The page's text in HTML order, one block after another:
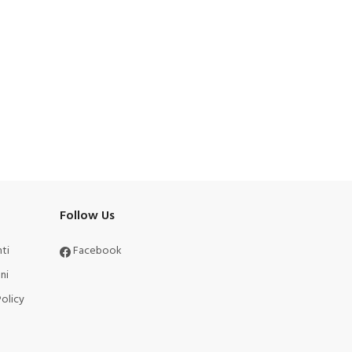
Follow Us
Facebook